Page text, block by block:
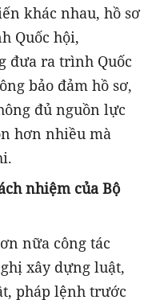
khác nhau, hồ sơ
Quốc hội,
đưa ra trình Quốc
bảo đảm hồ sơ,
đủ nguồn lực
hơn nhiều mà
nhiệm của Bộ
nữa công tác
xây dựng luật,
pháp lệnh trước